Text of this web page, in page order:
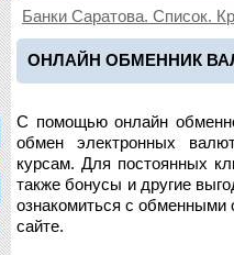
Банки Саратова. Список.
ОНЛАЙН ОБМЕННИК
С помощью онлайн
обмен электронных
курсам. Для постоянных
также бонусы и другие
ознакомиться с
сайте.